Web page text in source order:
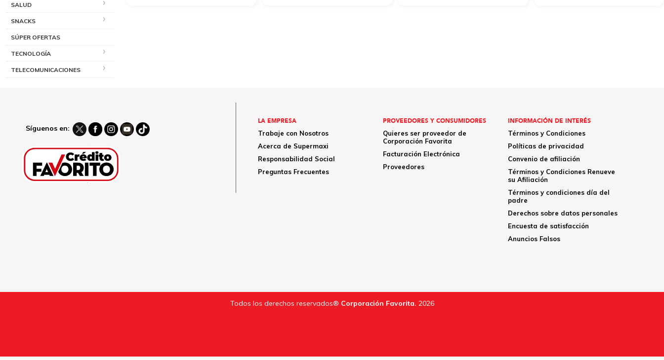
SALUD
SNACKS
SÚPER OFERTAS
TECNOLOGÍA
TELECOMUNICACIONES
Síguenos en:
LA EMPRESA
Trabaje con Nosotros
Acerca de Supermaxi
Responsabilidad Social
Preguntas Frecuentes
PROVEEDORES Y CONSUMIDORES
Quieres ser proveedor de
Corporación Favorita
Facturación Electrónica
Proveedores
INFORMACIÓN DE INTERÉS
Términos y Condiciones
Políticas de privacidad
Convenio de afiliación
Términos y Condiciones Renueve
su Afiliación
Términos y condiciones día del
padre
Derechos sobre datos personales
Encuesta de satisfacción
Anuncios Falsos
Todos los derechos reservados® Corporación Favorita. 2026